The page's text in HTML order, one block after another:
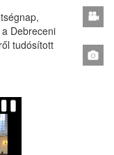
Debreceni
tudósított